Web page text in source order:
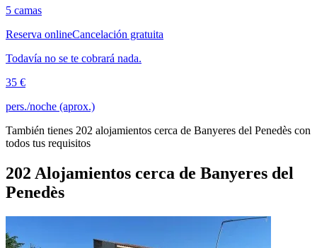
5 camas
Reserva onlineCancelación gratuita
Todavía no se te cobrará nada.
35 €
pers./noche (aprox.)
También tienes 202 alojamientos cerca de Banyeres del Penedès con
todos tus requisitos
202 Alojamientos cerca de Banyeres del
Penedès